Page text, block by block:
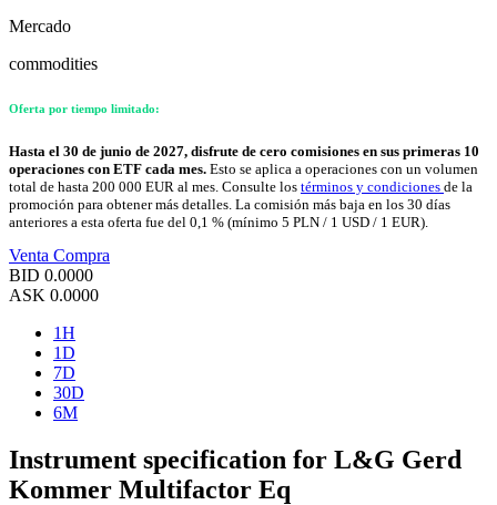
Mercado
commodities
Oferta por tiempo limitado:
Hasta el 30 de junio de 2027, disfrute de cero comisiones en sus primeras 10
operaciones con ETF cada mes. Esto se aplica a operaciones con un volumen
total de hasta 200 000 EUR al mes. Consulte los términos y condiciones de la
promoción para obtener más detalles. La comisión más baja en los 30 días
anteriores a esta oferta fue del 0,1 % (mínimo 5 PLN / 1 USD / 1 EUR).
Venta Compra
BID 0.0000
ASK 0.0000
1H
1D
7D
30D
6M
Instrument specification for L&G Gerd
Kommer Multifactor Eq